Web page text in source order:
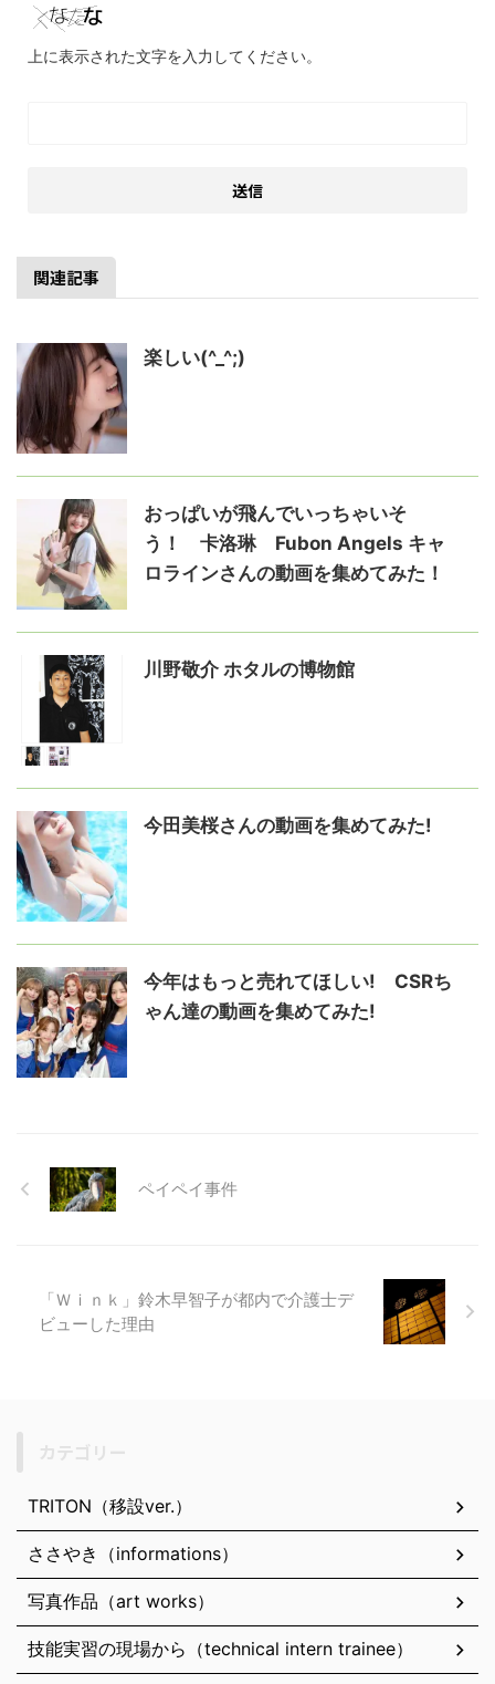
上に表示された文字を入力してください。
関連記事
楽しい(^_^;)
おっぱいが飛んでいっちゃいそ
う！ 卡洛琳 Fubon Angels キャ
ロラインさんの動画を集めてみた！
川野敬介 ホタルの博物館
今田美桜さんの動画を集めてみた!
今年はもっと売れてほしい! CSRち
ゃん達の動画を集めてみた!
ペイペイ事件
「Ｗｉｎｋ」鈴木早智子が都内で介護士デ
ビューした理由
TRITON（移設ver.）
ささやき（informations）
写真作品（art works）
技能実習の現場から（technical intern trainee）